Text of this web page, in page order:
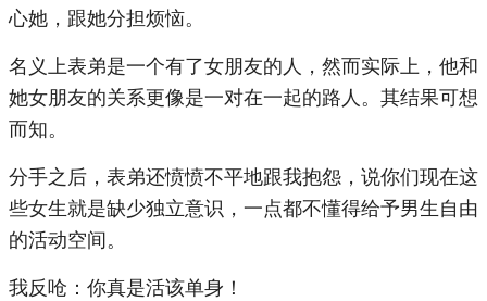
心她，跟她分担烦恼。
名义上表弟是一个有了女朋友的人，然而实际上，他和
她女朋友的关系更像是一对在一起的路人。其结果可想
而知。
分手之后，表弟还愤愤不平地跟我抱怨，说你们现在这
些女生就是缺少独立意识，一点都不懂得给予男生自由
的活动空间。
我反呛：你真是活该单身！